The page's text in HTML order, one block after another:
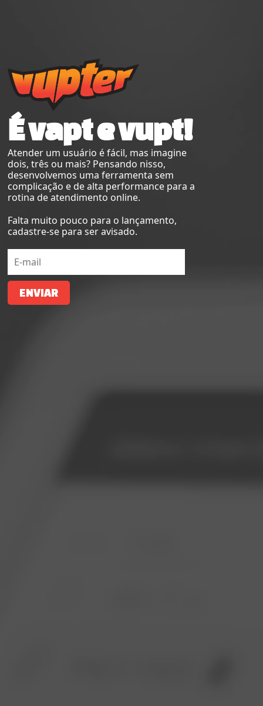
É vapt e vupt!
Atender um usuário é fácil, mas imagine
dois, três ou mais? Pensando nisso,
desenvolvemos uma ferramenta sem
complicação e de alta performance para a
rotina de atendimento online.
Falta muito pouco para o lançamento,
cadastre-se para ser avisado.
ENVIAR